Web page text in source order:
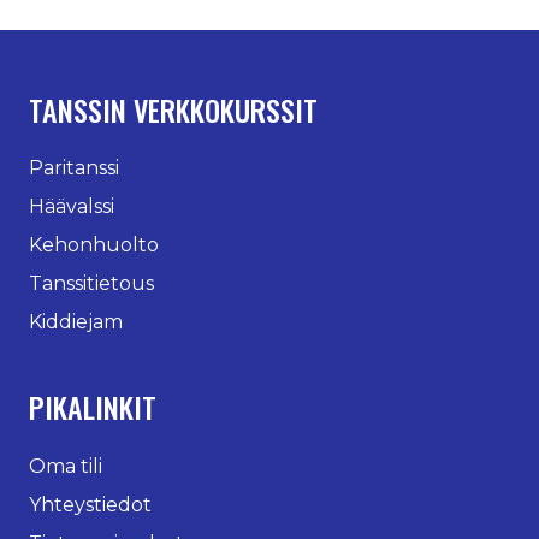
TANSSIN VERKKOKURSSIT
Paritanssi
Häävalssi
Kehonhuolto
Tanssitietous
Kiddiejam
PIKALINKIT
Oma tili
Yhteystiedot